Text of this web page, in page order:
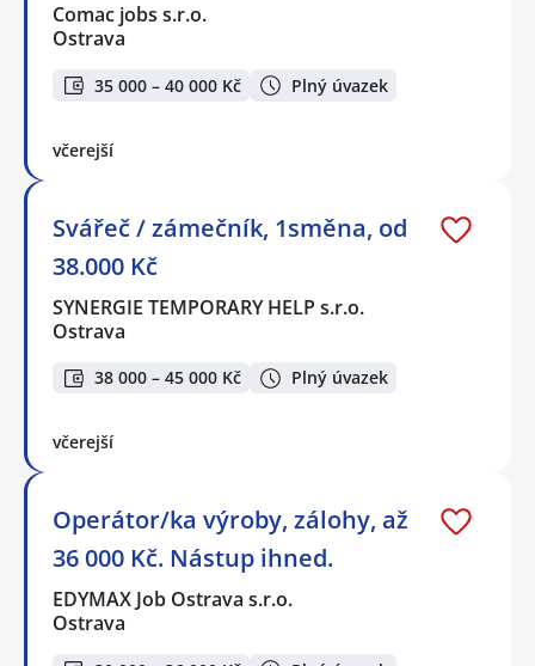
Comac jobs s.r.o.
Ostrava
35 000 – 40 000 Kč Plný úvazek
včerejší
Svářeč / zámečník, 1směna, od
38.000 Kč
SYNERGIE TEMPORARY HELP s.r.o.
Ostrava
38 000 – 45 000 Kč Plný úvazek
včerejší
Operátor/ka výroby, zálohy, až
36 000 Kč. Nástup ihned.
EDYMAX Job Ostrava s.r.o.
Ostrava